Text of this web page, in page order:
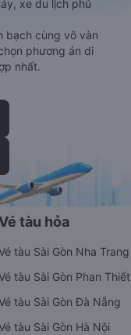
xe du lịch phủ
bạch cùng vô vàn
phương án di
nhất.
tàu hỏa
tàu Sài Gòn Nha Trang
tàu Sài Gòn Phan Thiết
tàu Sài Gòn Đà Nẵng
tàu Sài Gòn Hà Nội